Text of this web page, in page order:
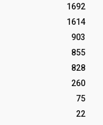
1692
1614
903
855
828
260
75
22